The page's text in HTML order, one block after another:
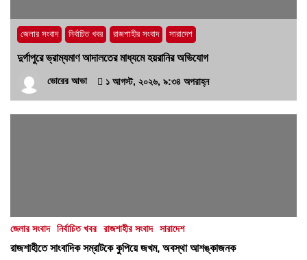
জেলার সংবাদ নির্বাচিত খবর রাজশাহীর সংবাদ সারাদেশ
দুর্গাপুরে ভ্রাম্যমাণ আদালতের মাধ্যমে হয়রানির অভিযোগ
ভোরের আভা ১ আগস্ট, ২০২৬, ৯:৩৪ অপরাহ্ন
জেলার সংবাদ নির্বাচিত খবর রাজশাহীর সংবাদ সারাদেশ
রাজশাহীতে সাংবাদিক সম্রাটকে কুপিয়ে জখম, অবস্থা আশঙ্কাজনক